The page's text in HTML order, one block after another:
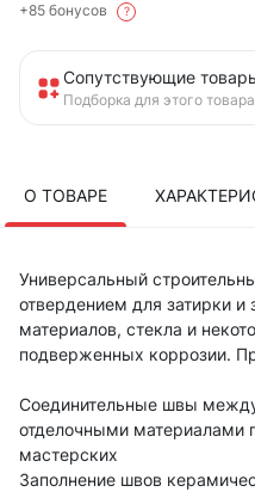
+85 бонусов
?
Сопутствующие
Подборка для этого товара
О ТОВАРЕ
Универсальный
отвердением для затирки
материалов, стекла и
подверженных коррозии.
Соединительные швы
отделочными материалами
мастерских
Заполнение швов